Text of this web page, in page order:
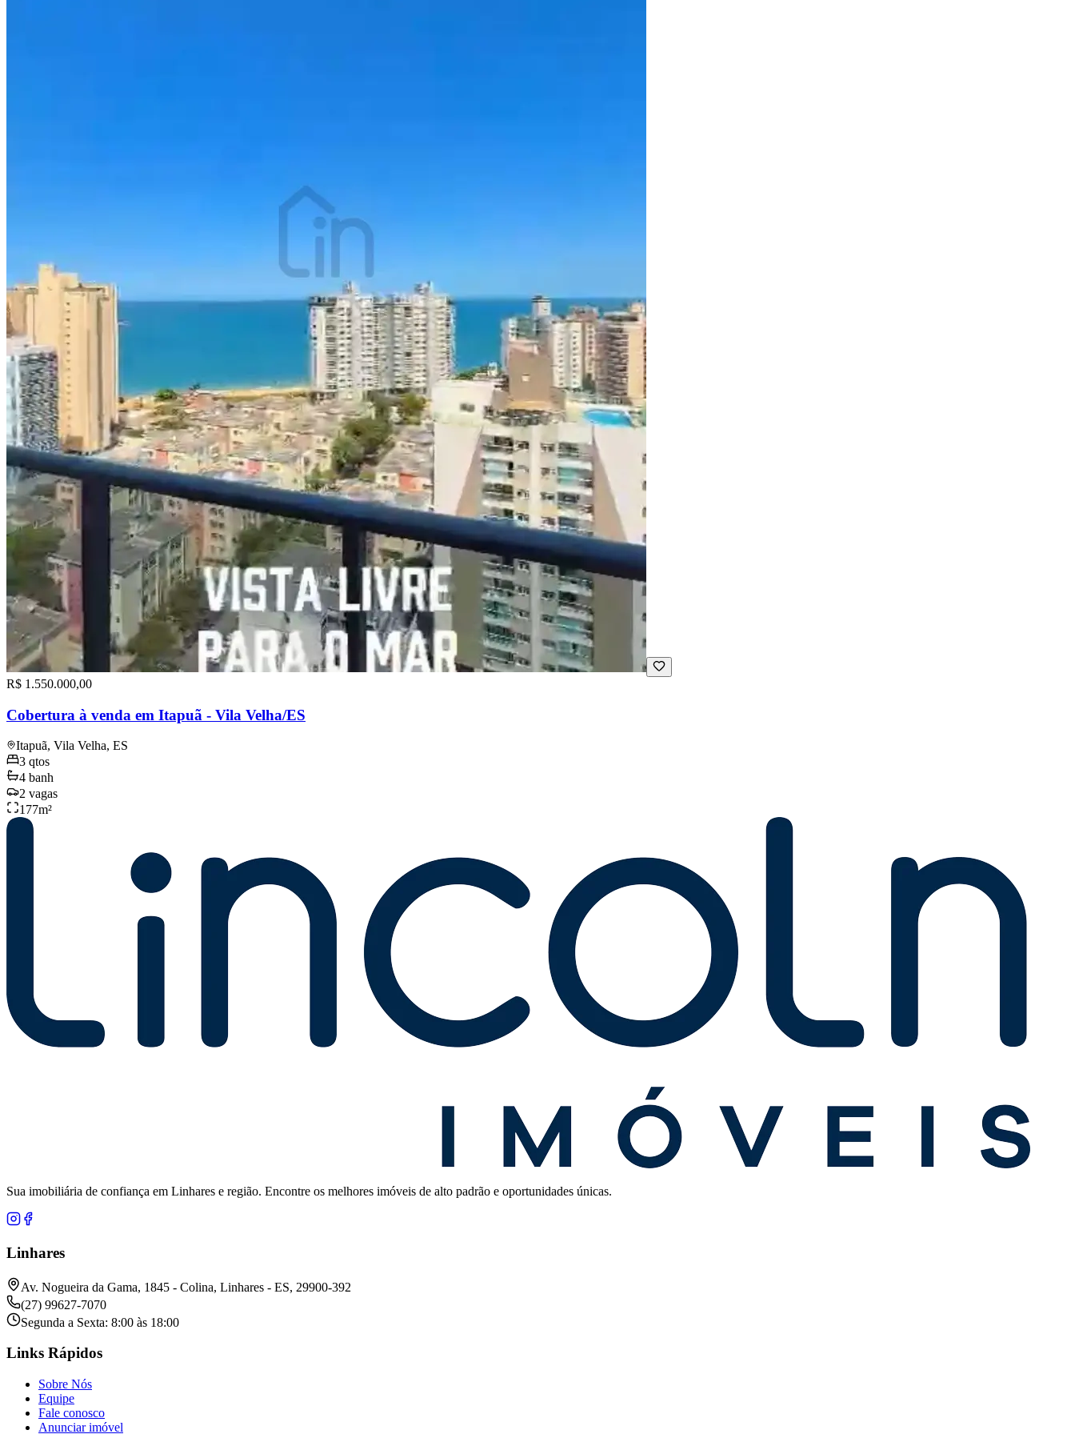
R$ 1.550.000,00
Cobertura à venda em Itapuã - Vila Velha/ES
Itapuã, Vila Velha, ES
3 qtos
4 banh
2 vagas
177m²
Sua imobiliária de confiança em Linhares e região. Encontre os melhores imóveis de alto padrão e oportunidades únicas.
Linhares
Av. Nogueira da Gama, 1845 - Colina, Linhares - ES, 29900-392
(27) 99627-7070
Segunda a Sexta: 8:00 às 18:00
Links Rápidos
Sobre Nós
Equipe
Fale conosco
Anunciar imóvel